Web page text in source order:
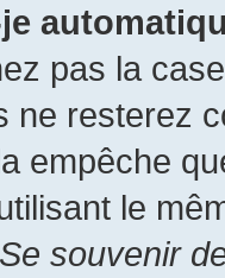
pas la
ne resterez
empêche
le
Se souvenir